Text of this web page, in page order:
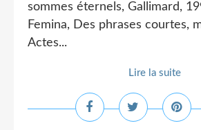
sommes éternels, Gallimard,
Femina, Des phrases courtes,
Actes...
Lire la suite